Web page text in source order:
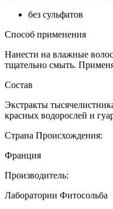
без сульфатов
Способ применения
Нанести на влажные
тщательно смыть.
Состав
Экстракты
красных водорослей и
Страна Происхождения:
Франция
Производитель:
Лаборатории Фитосольба